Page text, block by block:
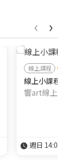
線上課程
線上小課
響art線上
週日
‹ ›